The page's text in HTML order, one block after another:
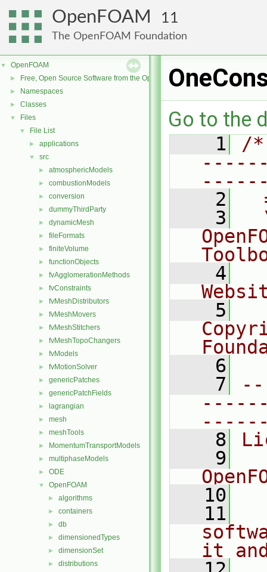
OpenFOAM 11
The OpenFOAM Foundation
▼ OpenFOAM
► Free, Open Source Software from the OpenFOAM Foundation
► Namespaces
► Classes
▼ Files
▼ File List
► applications
▼ src
► atmosphericModels
► combustionModels
► conversion
► dummyThirdParty
► dynamicMesh
► fileFormats
► finiteVolume
► functionObjects
► fvAgglomerationMethods
► fvConstraints
► fvMeshDistributors
► fvMeshMovers
► fvMeshStitchers
► fvMeshTopoChangers
► fvModels
► fvMotionSolver
► genericPatches
► genericPatchFields
► lagrangian
► mesh
► meshTools
► MomentumTransportModels
► multiphaseModels
► ODE
▼ OpenFOAM
► algorithms
► containers
► db
► dimensionedTypes
► dimensionSet
► distributions
Go to the
    1
/
    2
    3
    4
    5
    6
    7
    8
    9
   10
   11
it